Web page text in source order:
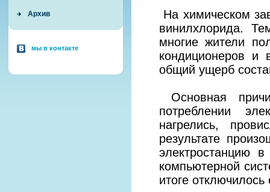
Архив
мы в контакте
На химическом
винилхлорида.
многие жители
кондиционеров и
общий ущерб
Основная
потреблении
нагрелись,
результате
электростанцию
компьютерной
итоге отключилось